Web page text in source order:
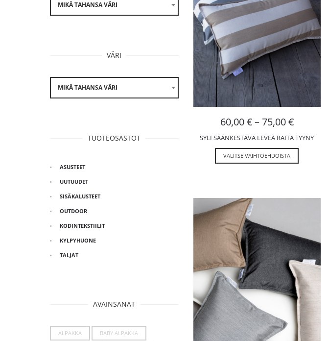
60,00€– 75,00€
SYLI SÄÄNKESTÄVÄ LEVEÄ RAITA TYYNY
VALITSE VAIHTOEHDOISTA
MIKÄ TAHANSA VÄRI
VÄRI
MIKÄ TAHANSA VÄRI
TUOTEOSASTOT
ASUSTEET
UUTUUDET
SISÄKALUSTEET
OUTDOOR
KODINTEKSTIILIT
KYLPYHUONE
TALJAT
AVAINSANAT
ALPAKKA BABY ALPAKKA